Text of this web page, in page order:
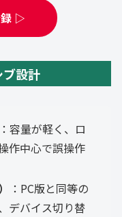
録 ▷
設計
：容量が軽く、ロ
作中心で誤操作
：PC版と同等の
デバイス切り替